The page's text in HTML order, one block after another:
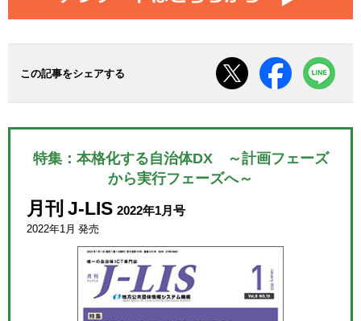
この記事をシェアする
特集：本格化する自治体DX ～計画フェーズ
から実行フェーズへ～
月刊 J-LIS 2022年1月号
2022年1月 発売